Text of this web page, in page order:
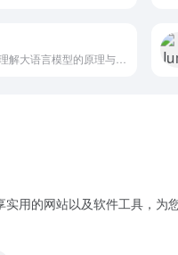
用的网站以及软件工具，为